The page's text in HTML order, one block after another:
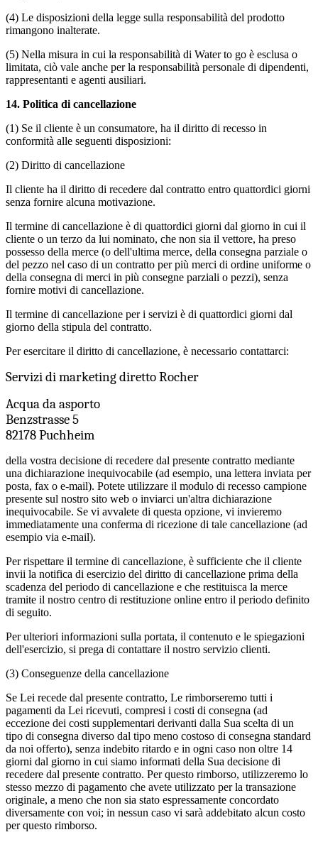
(4) Le disposizioni della legge sulla responsabilità del prodotto
rimangono inalterate.
(5) Nella misura in cui la responsabilità di Water to go è esclusa o
limitata, ciò vale anche per la responsabilità personale di dipendenti,
rappresentanti e agenti ausiliari.
14. Politica di cancellazione
(1) Se il cliente è un consumatore, ha il diritto di recesso in
conformità alle seguenti disposizioni:
(2) Diritto di cancellazione
Il cliente ha il diritto di recedere dal contratto entro quattordici giorni
senza fornire alcuna motivazione.
Il termine di cancellazione è di quattordici giorni dal giorno in cui il
cliente o un terzo da lui nominato, che non sia il vettore, ha preso
possesso della merce (o dell'ultima merce, della consegna parziale o
del pezzo nel caso di un contratto per più merci di ordine uniforme o
della consegna di merci in più consegne parziali o pezzi), senza
fornire motivi di cancellazione.
Il termine di cancellazione per i servizi è di quattordici giorni dal
giorno della stipula del contratto.
Per esercitare il diritto di cancellazione, è necessario contattarci:
Servizi di marketing diretto Rocher
Acqua da asporto
Benzstrasse 5
82178 Puchheim
della vostra decisione di recedere dal presente contratto mediante
una dichiarazione inequivocabile (ad esempio, una lettera inviata per
posta, fax o e-mail). Potete utilizzare il modulo di recesso campione
presente sul nostro sito web o inviarci un'altra dichiarazione
inequivocabile. Se vi avvalete di questa opzione, vi invieremo
immediatamente una conferma di ricezione di tale cancellazione (ad
esempio via e-mail).
Per rispettare il termine di cancellazione, è sufficiente che il cliente
invii la notifica di esercizio del diritto di cancellazione prima della
scadenza del periodo di cancellazione e che restituisca la merce
tramite il nostro centro di restituzione online entro il periodo definito
di seguito.
Per ulteriori informazioni sulla portata, il contenuto e le spiegazioni
dell'esercizio, si prega di contattare il nostro servizio clienti.
(3) Conseguenze della cancellazione
Se Lei recede dal presente contratto, Le rimborseremo tutti i
pagamenti da Lei ricevuti, compresi i costi di consegna (ad
eccezione dei costi supplementari derivanti dalla Sua scelta di un
tipo di consegna diverso dal tipo meno costoso di consegna standard
da noi offerto), senza indebito ritardo e in ogni caso non oltre 14
giorni dal giorno in cui siamo informati della Sua decisione di
recedere dal presente contratto. Per questo rimborso, utilizzeremo lo
stesso mezzo di pagamento che avete utilizzato per la transazione
originale, a meno che non sia stato espressamente concordato
diversamente con voi; in nessun caso vi sarà addebitato alcun costo
per questo rimborso.